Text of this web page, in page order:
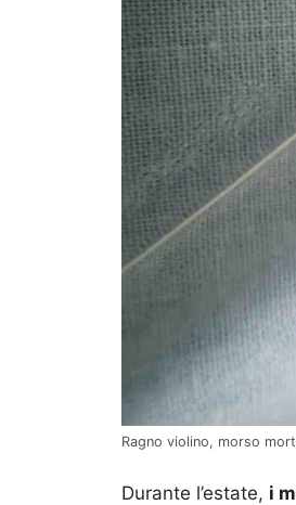
Ragno violino, morso
Durante l’estate, i